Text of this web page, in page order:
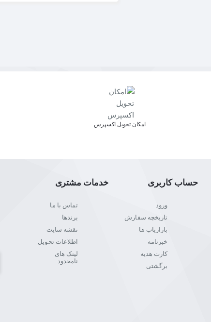
اﻣﮑﺎن ﺗﺤﻮﯾﻞ اﮐﺴﭙﺮس
حساب کاربری
ورود
تاریخچه سفارش
بازاریاب ها
خبرنامه
کارت هدیه
برگشتی
خدمات مشتری
تماس با ما
برندها
نقشه سایت
اطلاعات تحویل
لینک های
نامحدود